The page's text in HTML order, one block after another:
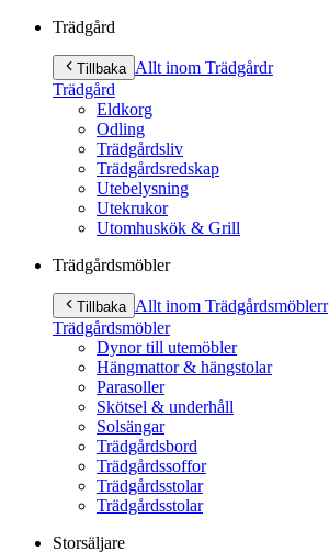
Trädgård
Tillbaka Allt inom Trädgårdr
Trädgård
Eldkorg
Odling
Trädgårdsliv
Trädgårdsredskap
Utebelysning
Utekrukor
Utomhuskök & Grill
Trädgårdsmöbler
Tillbaka Allt inom Trädgårdsmöblerr
Trädgårdsmöbler
Dynor till utemöbler
Hängmattor & hängstolar
Parasoller
Skötsel & underhåll
Solsängar
Trädgårdsbord
Trädgårdssoffor
Trädgårdsstolar
Trädgårdsstolar
Storsäljare